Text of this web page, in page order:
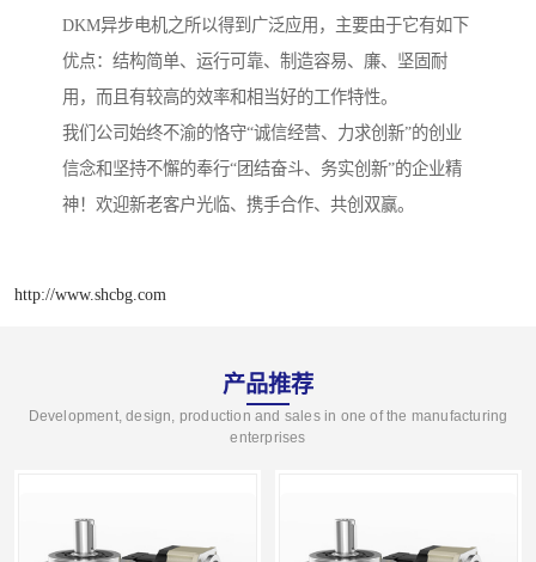
DKM异步电机之所以得到广泛应用，主要由于它有如下
优点：结构简单、运行可靠、制造容易、廉、坚固耐
用，而且有较高的效率和相当好的工作特性。
我们公司始终不渝的恪守“诚信经营、力求创新”的创业
信念和坚持不懈的奉行“团结奋斗、务实创新”的企业精
神！欢迎新老客户光临、携手合作、共创双赢。
http://www.shcbg.com
产品推荐
Development, design, production and sales in one of the manufacturing
enterprises